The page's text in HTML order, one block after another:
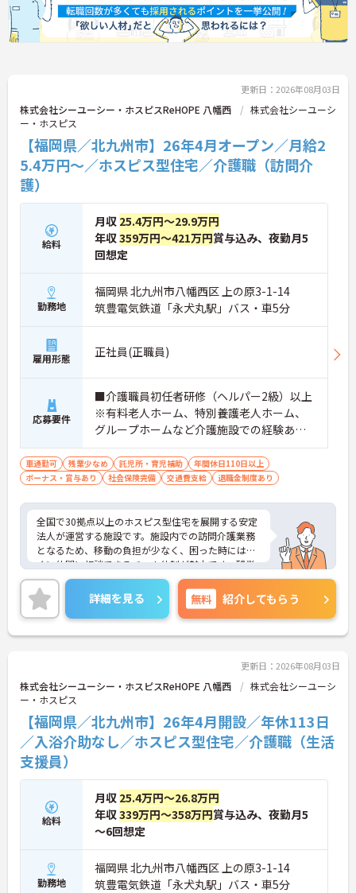
★おすすめPOINT★
【「看取り・難病ケアのプロ」として成長できる環
・入社時は先輩スタッフの同行訪問からスタートす
るため、訪問介護未経験の方も安心して業務に慣れ
・訪問診療医と24時間連携し、チームで看取りに取
り組む体制が整っているため、「看取りのプロ」と
して他施設では得られない経験を積むことができま
す
【頑張りがしっかり給与・評価に反映される職場で
・介護福祉士手当25,000円、処遇改善手当78,000
円、賞与は年2回＋処遇改善一時金も別途支給され
・入社半年でリーダーを任されたスタッフの実績が
あるなど、年次にかかわらず頑張りが評価され、キ
ャリアアップを実現できる職場環境です
・月9日公休に加え、夏季・冬季休暇各3日が確保さ
れており（年間休日113日）、オンオフのメリハリ
をつけて働くことができます。
・全社平均残業月5時間程度と、業界平均を大きく
下回る少ない残業時間を実現しています
・退職金制度（勤続3年以上）・保育手当・育児短
時間勤務・マインドフルネスプログラムなど、長期
的に安心して働き続けるための制度が充実していま
す
更新日：2026年08月03日
株式会社シーユーシー・ホスピスReHOPE 八幡西
株式会社シーユーシ
ー・ホスピス
【福岡県／北九州市】26年4月オープン／月給2
5.4万円～／ホスピス型住宅／介護職（訪問介
護）
給料
月収 25.4万円～29.9万円
年収359万円～421万円賞与込み、夜勤月5
回想定
勤務地
福岡県 北九州市八幡西区 上の原3-1-14
筑豊電気鉄道「永犬丸駅」バス・車5分
雇用形態 正社員(正職員)
応募要件
■介護職員初任者研修（ヘルパー2級）以上
※有料老人ホーム、特別養護老人ホーム、
グループホームなど介護施設での経験ある
方歓迎 ※ホスピス勤務（訪問介護）や「看
取り」が初めての方も可
車通勤可 残業少なめ 託児所・育児補助
年間休日110日以上
ボーナス・賞与あり
社会保険完備 交通費支給 退職金制度あり
全国で30拠点以上のホスピス型住宅を展開する安定
法人が運営する施設です。施設内での訪問介護業務
となるため、移動の負担が少なく、困った時にはす
ぐに仲間に相談できるチーム体制が魅力です。残業
は全社平均残業月5時間程度と少なく、3日以上の連
続休暇で支援金が支給される独自の制度や、美容皮
膚科などの割引が受けられる福利厚生も充実してい
ます。ホスピスケアが初めてでも、充実した入社時
研修と資格取得支援制度を活用し、専門性を高めな
す。ご入居者さまの生きる喜びに寄り添いながらチ
ームで協力しながらより良いケアを提供したい方に
ぴったりの環境です。
★おすすめPOINT★
【「看取り・難病ケアのプロ」として成長できる環
境が整っています】
・がん末期・神経難病の方に特化したホスピス型住
宅ならではの専門的なスキルを、日常業務の中で習
得することができます
・入社時は先輩スタッフの同行訪問からスタートす
るため、訪問介護未経験の方も安心して業務に慣れ
ることができます
・訪問診療医と24時間連携し、チームで看取りに取
り組む体制が整っているため、「看取りのプロ」と
して他施設では得られない経験を積むことができま
詳細を見る 無料 紹介してもらう
更新日：2026年08月03日
株式会社シーユーシー・ホスピスReHOPE 八幡西
株式会社シーユーシ
ー・ホスピス
【福岡県／北九州市】26年4月開設／年休113日
／入浴介助なし／ホスピス型住宅／介護職（生活
支援員）
給料
月収 25.4万円～26.8万円
年収339万円～358万円賞与込み、夜勤月5
～6回想定
勤務地
福岡県 北九州市八幡西区 上の原3-1-14
筑豊電気鉄道「永犬丸駅」バス・車5分